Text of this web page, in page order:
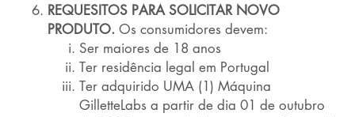
REQUESITOS PARA SOLICITAR NOVO
PRODUTO. Os consumidores devem:
Ser maiores de 18 anos
Ter residência legal em Portugal
Ter adquirido UMA (1) Máquina
GilletteLabs a partir de dia 01 de outubro